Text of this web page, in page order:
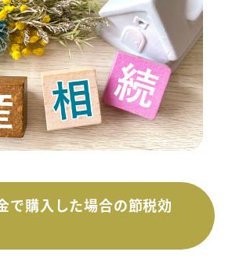
で購入した場合の節税効